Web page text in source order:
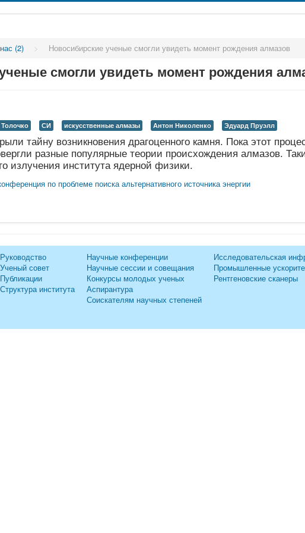
(2) > Новосибирские ученые смогли увидеть момент рождения алмазов
смогли увидеть момент рождения
СИ искусственные алмазы Антон Николенко Эдуард Пруэлл
тайну возникновения драгоценного камня. Пока этот
разные популярные теории происхождения алмазов.
излучения института ядерной физики.
Руководство
Ученый совет
Публикации
Структура института
Научные конференции
Научные сессии и совещания
Конкурсы молодых ученых
Аспирантура
Соискателям научных степеней
Исследовательская
Промышленные
Рентгеновские сканеры